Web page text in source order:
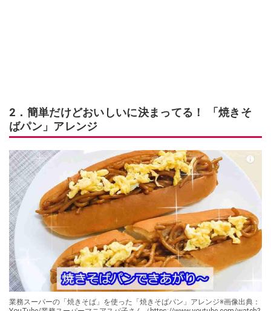
2．簡単だけどおいしいに決まってる！ 「焼きそ
ばパン」アレンジ
業務スーパーの「焼きそば」を使った「焼きそばパン」アレンジ※画像出典：